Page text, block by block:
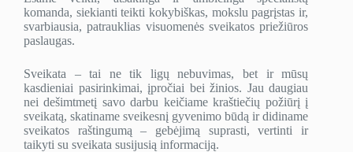
komanda, siekianti teikti kokybiškas, mokslu pagrįstas ir,
svarbiausia, patrauklias visuomenės sveikatos priežiūros
paslaugas.
Sveikata – tai ne tik ligų nebuvimas, bet ir mūsų
kasdieniai pasirinkimai, įpročiai bei žinios. Jau daugiau
nei dešimtmetį savo darbu keičiame kraštiečių požiūrį į
sveikatą, skatiname sveikesnį gyvenimo būdą ir didiname
sveikatos raštingumą – gebėjimą suprasti, vertinti ir
taikyti su sveikata susijusią informaciją.